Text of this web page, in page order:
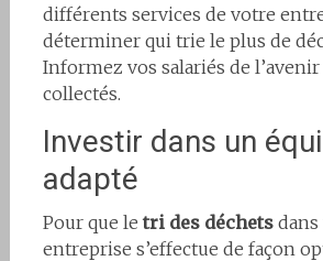
différents services de votre
déterminer qui trie le plus de
Informez vos salariés de
collectés.
Investir dans un
adapté
Pour que letri des déchetsdans
entreprise s’effectue de façon